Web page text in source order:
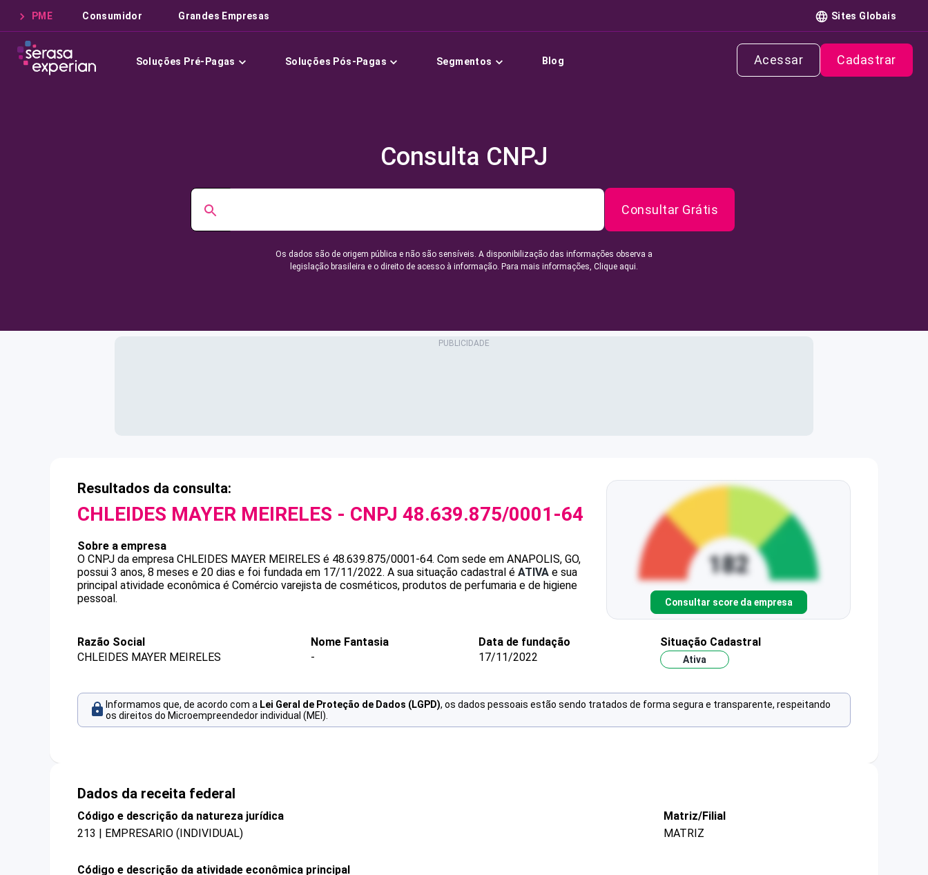
PME Consumidor Grandes Empresas Sites Globais
Soluções Pré-Pagas Soluções Pós-Pagas Segmentos Blog Acessar Cadastrar
Consulta CNPJ
Consultar Grátis
Os dados são de origem pública e não são sensíveis. A disponibilização das informações observa a
legislação brasileira e o direito de acesso à informação. Para mais informações, Clique aqui.
Resultados da consulta:
CHLEIDES MAYER MEIRELES - CNPJ 48.639.875/0001-64
Sobre a empresa
O CNPJ da empresa CHLEIDES MAYER MEIRELES é 48.639.875/0001-64. Com sede em ANAPOLIS, GO,
possui 3 anos, 8 meses e 20 dias e foi fundada em 17/11/2022. A sua situação cadastral é ATIVA e sua
principal atividade econômica é Comércio varejista de cosméticos, produtos de perfumaria e de higiene
pessoal.
Consultar score da empresa
Razão Social
CHLEIDES MAYER MEIRELES
Nome Fantasia
-
Data de fundação
17/11/2022
Situação Cadastral
Ativa
Informamos que, de acordo com a Lei Geral de Proteção de Dados (LGPD), os dados pessoais estão sendo tratados de forma segura e transparente, respeitando
os direitos do Microempreendedor individual (MEI).
Dados da receita federal
Código e descrição da natureza jurídica
213 | EMPRESARIO (INDIVIDUAL)
Matriz/Filial
MATRIZ
Código e descrição da atividade econômica principal